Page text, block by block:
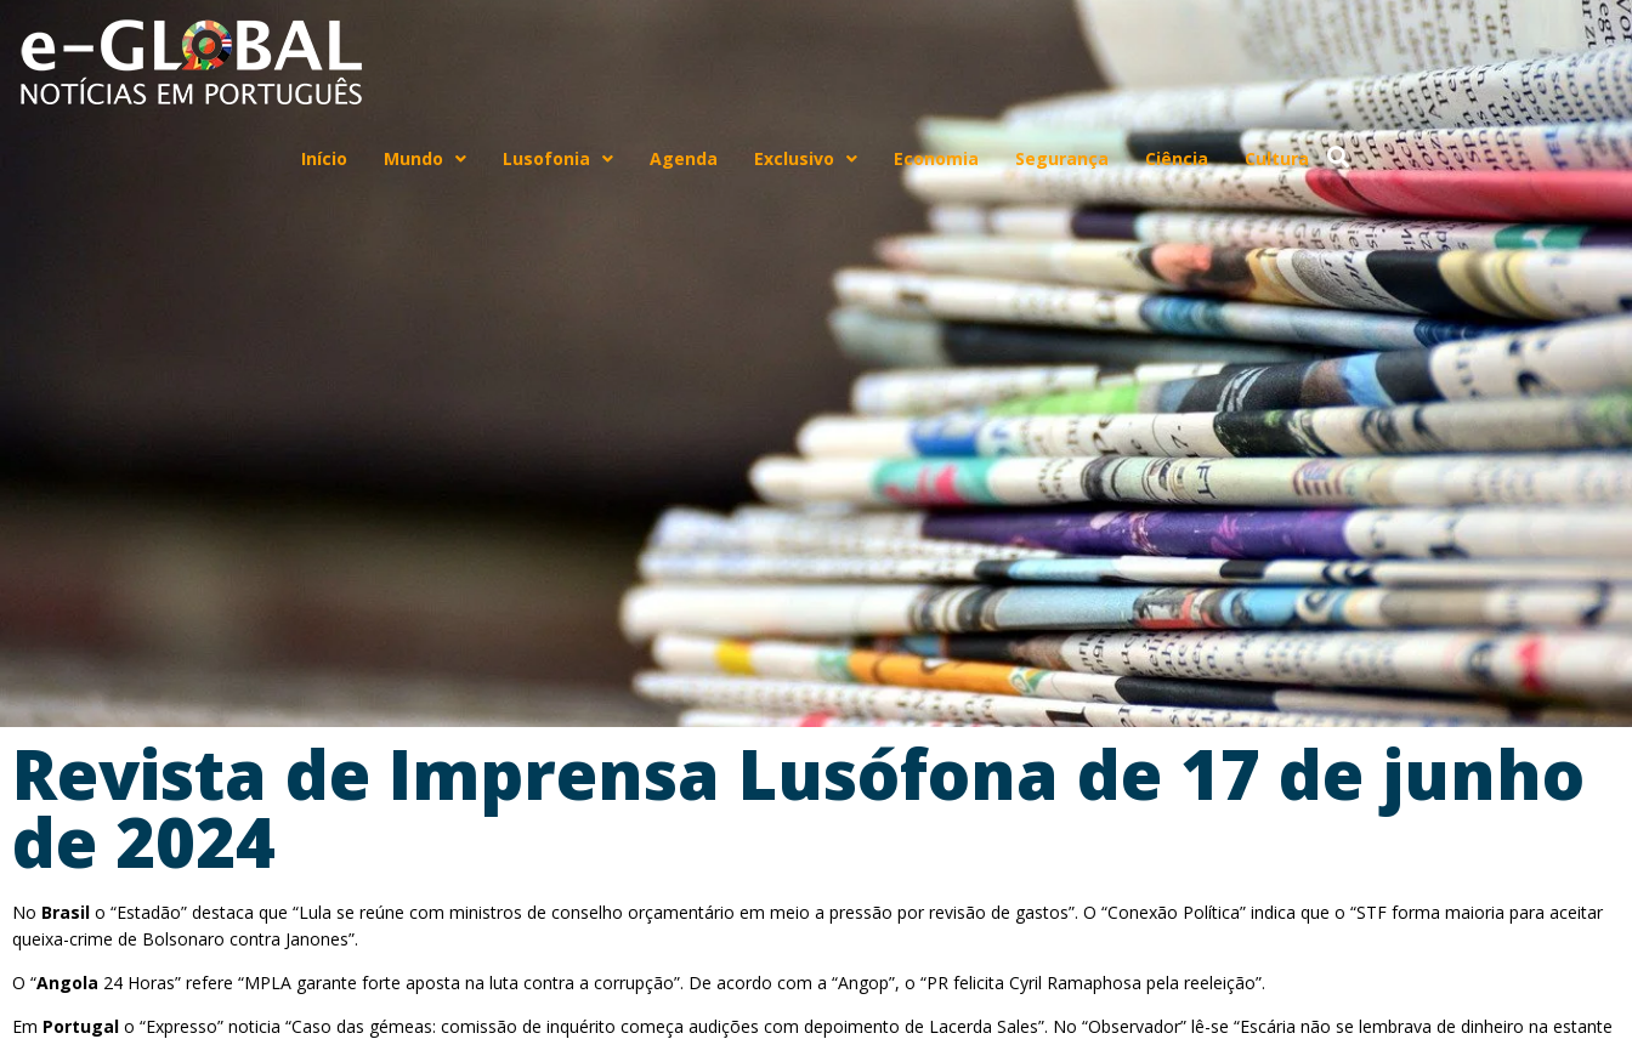
Início Mundo Lusofonia Agenda Exclusivo Economia Segurança Ciência Cultura
Revista de Imprensa Lusófona de 17 de junho
de 2024
No Brasil o “Estadão” destaca que “Lula se reúne com ministros de conselho orçamentário em meio a pressão por revisão de gastos”. O “Conexão Política” indica que o “STF forma maioria para aceitar
queixa-crime de Bolsonaro contra Janones”.
O “Angola 24 Horas” refere “MPLA garante forte aposta na luta contra a corrupção”. De acordo com a “Angop”, o “PR felicita Cyril Ramaphosa pela reeleição”.
Em Portugal o “Expresso” noticia “Caso das gémeas: comissão de inquérito começa audições com depoimento de Lacerda Sales”. No “Observador” lê-se “Escária não se lembrava de dinheiro na estante